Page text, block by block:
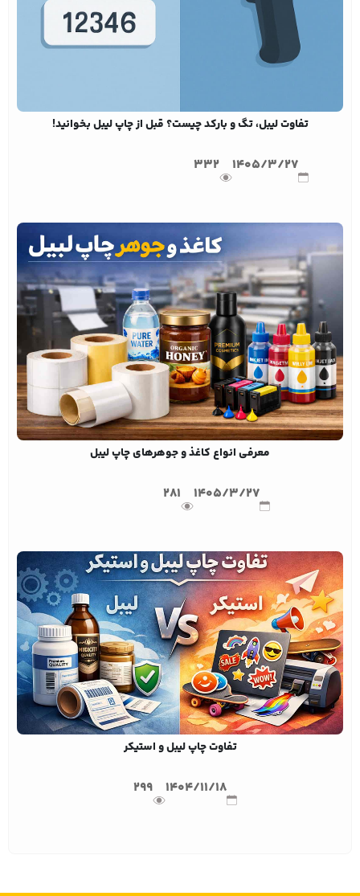
تفاوت لیبل، تگ و بارکد چیست؟ قبل از چاپ لیبل بخوانید!
1405/3/27
332
معرفی انواع کاغذ و جوهرهای چاپ لیبل
1405/3/27
281
تفاوت چاپ لیبل و استیکر
1404/11/18
299